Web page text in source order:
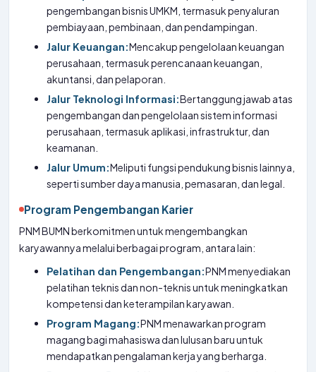
pengembangan bisnis UMKM, termasuk penyaluran
pembiayaan, pembinaan, dan pendampingan.
Jalur Keuangan:Mencakup pengelolaan keuangan
perusahaan, termasuk perencanaan keuangan,
akuntansi, dan pelaporan.
Jalur Teknologi Informasi:Bertanggung jawab atas
pengembangan dan pengelolaan sistem informasi
perusahaan, termasuk aplikasi, infrastruktur, dan
keamanan.
Jalur Umum:Meliputi fungsi pendukung bisnis lainnya,
seperti sumber daya manusia, pemasaran, dan legal.
Program Pengembangan Karier
PNM BUMN berkomitmen untuk mengembangkan
karyawannya melalui berbagai program, antara lain:
Pelatihan dan Pengembangan:PNM menyediakan
pelatihan teknis dan non-teknis untuk meningkatkan
kompetensi dan keterampilan karyawan.
Program Magang:PNM menawarkan program
magang bagi mahasiswa dan lulusan baru untuk
mendapatkan pengalaman kerja yang berharga.